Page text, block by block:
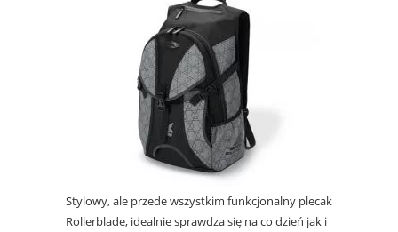
Stylowy, ale przede wszystkim funkcjonalny plecak
Rollerblade, idealnie sprawdza się na co dzień jak i